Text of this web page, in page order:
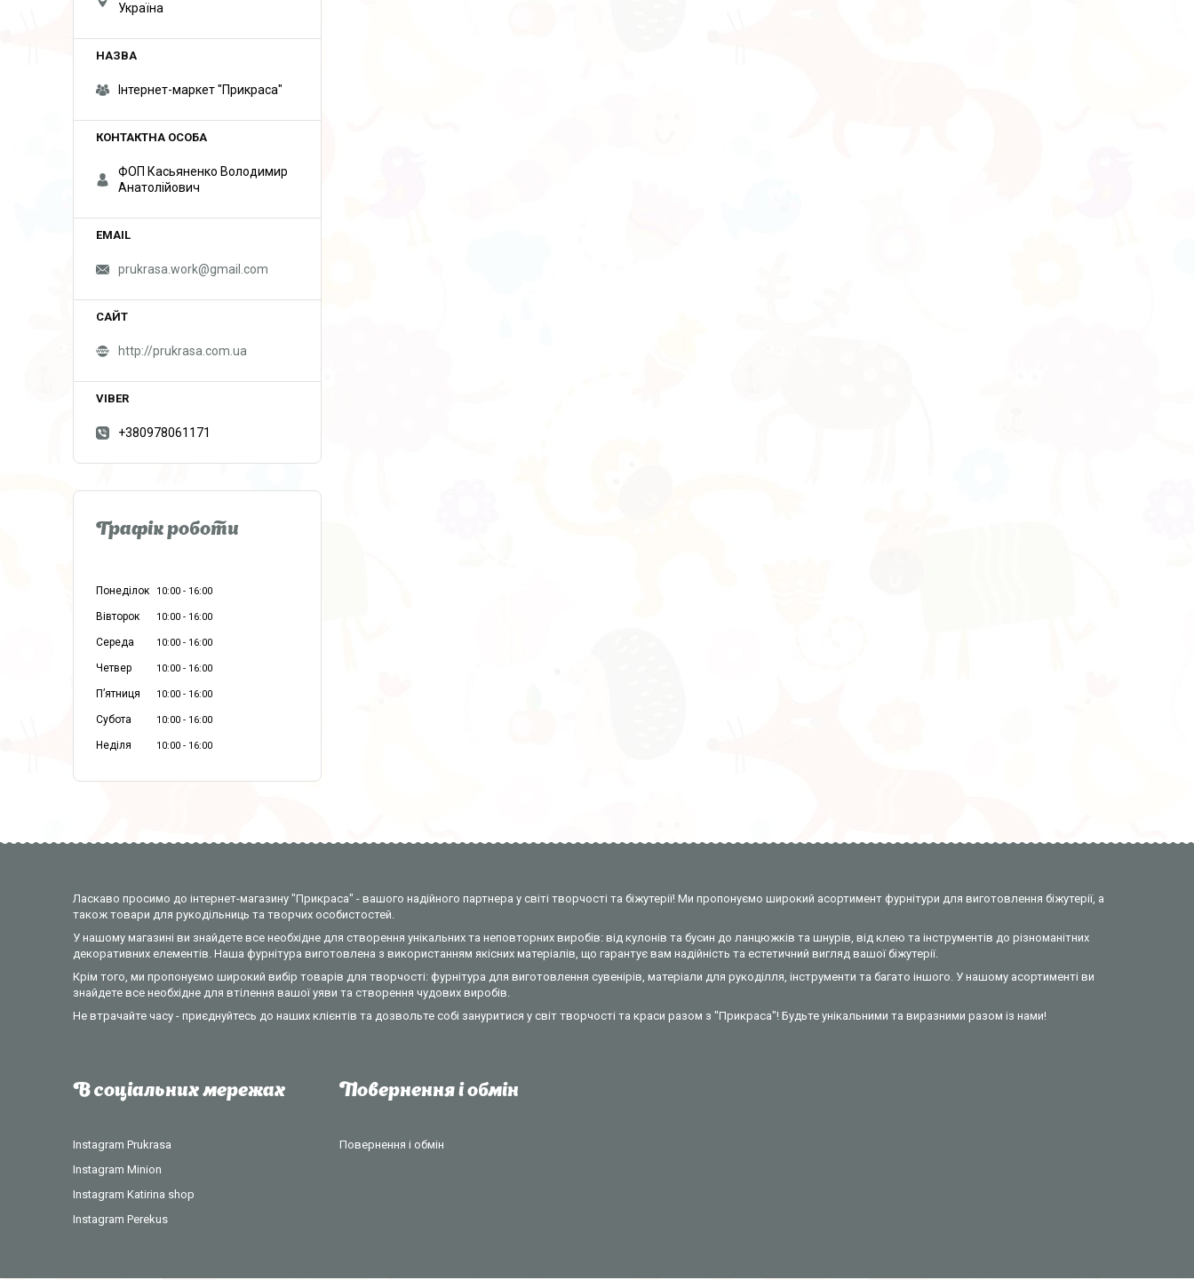
Україна
Інтернет-маркет "Прикраса"
ФОП Касьяненко Володимир
Анатолійович
prukrasa.work@gmail.com
http://prukrasa.com.ua
+380978061171
Графік роботи
Понеділок 10:00 16:00
Вівторок 10:00 16:00
Середа 10:00 16:00
Четвер 10:00 16:00
Пʼятниця 10:00 16:00
Субота 10:00 16:00
Неділя 10:00 16:00
Ласкаво просимо до інтернет-магазину "Прикраса" - вашого надійного партнера у світі творчості та біжутерії! Ми пропонуємо широкий асортимент фурнітури для виготовлення біжутерії, а
також товари для рукодільниць та творчих особистостей.
У нашому магазині ви знайдете все необхідне для створення унікальних та неповторних виробів: від кулонів та бусин до ланцюжків та шнурів, від клею та інструментів до різноманітних
декоративних елементів. Наша фурнітура виготовлена з використанням якісних матеріалів, що гарантує вам надійність та естетичний вигляд вашої біжутерії.
Крім того, ми пропонуємо широкий вибір товарів для творчості: фурнітура для виготовлення сувенірів, матеріали для рукоділля, інструменти та багато іншого. У нашому асортименті ви
знайдете все необхідне для втілення вашої уяви та створення чудових виробів.
Не втрачайте часу - приєднуйтесь до наших клієнтів та дозвольте собі зануритися у світ творчості та краси разом з "Прикраса"! Будьте унікальними та виразними разом із нами!
В соціальних мережах
Instagram Prukrasa
Instagram Minion
Instagram Katirina shop
Instagram Perekus
Повернення і обмін
Повернення і обмін